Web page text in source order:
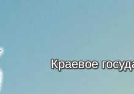
Краевое